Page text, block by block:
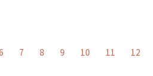
7 8 9 10 11 12